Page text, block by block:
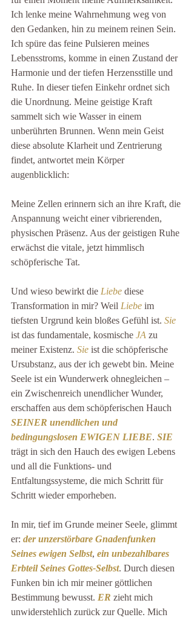
Ich lenke meine Wahrnehmung weg von
den Gedanken, hin zu meinem reinen Sein.
Ich spüre das feine Pulsieren meines
Lebensstroms, komme in einen Zustand der
Harmonie und der tiefen Herzensstille und
Ruhe. In dieser tiefen Einkehr ordnet sich
die Unordnung. Meine geistige Kraft
sammelt sich wie Wasser in einem
unberührten Brunnen. Wenn mein Geist
diese absolute Klarheit und Zentrierung
findet, antwortet mein Körper
augenblicklich:
Meine Zellen erinnern sich an ihre Kraft, die
Anspannung weicht einer vibrierenden,
physischen Präsenz. Aus der geistigen Ruhe
erwächst die vitale, jetzt himmlisch
schöpferische Tat.
Und wieso bewirkt die Liebe diese
Transformation in mir? Weil Liebe im
tiefsten Urgrund kein bloßes Gefühl ist. Sie
ist das fundamentale, kosmische JA zu
meiner Existenz. Sie ist die schöpferische
Ursubstanz, aus der ich gewebt bin. Meine
Seele ist ein Wunderwerk ohnegleichen –
ein Zwischenreich unendlicher Wunder,
erschaffen aus dem schöpferischen Hauch
SEINER unendlichen und
bedingungslosen EWIGEN LIEBE. SIE
trägt in sich den Hauch des ewigen Lebens
und all die Funktions- und
Entfaltungssysteme, die mich Schritt für
Schritt wieder emporheben.
In mir, tief im Grunde meiner Seele, glimmt
er: der unzerstörbare Gnadenfunken
Seines ewigen Selbst, ein unbezahlbares
Erbteil Seines Gottes-Selbst. Durch diesen
Funken bin ich mir meiner göttlichen
Bestimmung bewusst. ER zieht mich
unwiderstehlich zurück zur Quelle. Mich